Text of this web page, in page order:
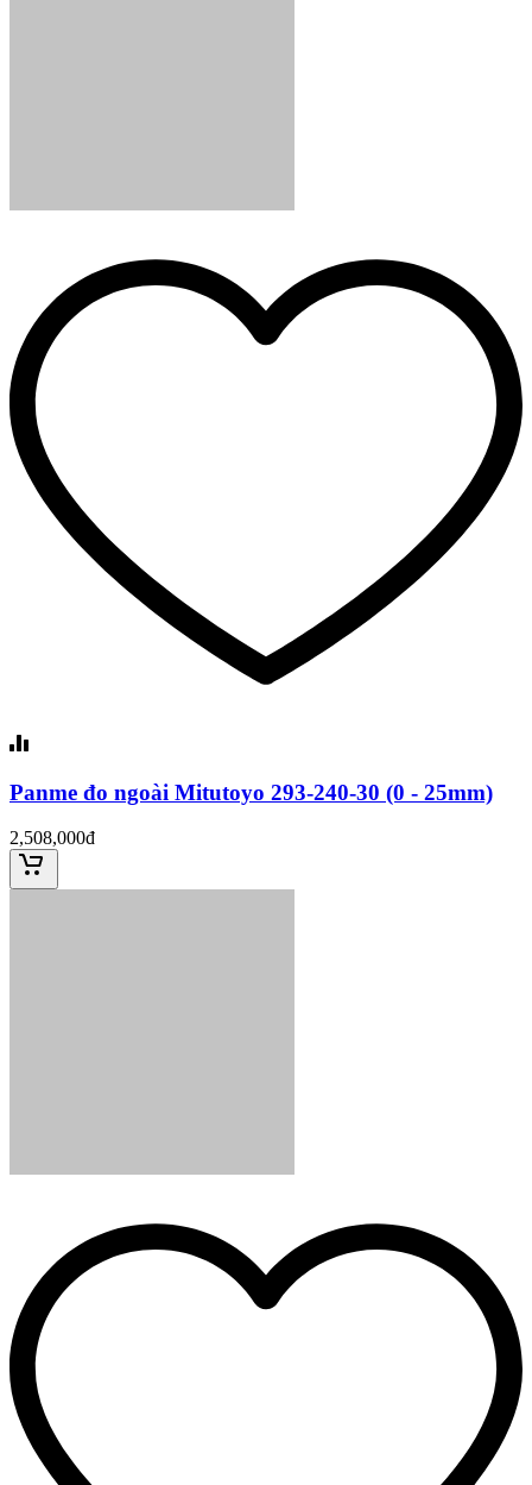
Panme đo ngoài Mitutoyo 293-240-30 (0 - 25mm)
2,508,000đ